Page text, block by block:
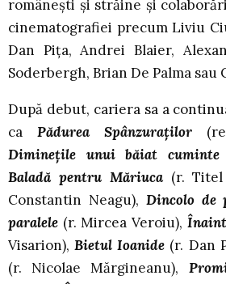
româneşti şi străine şi
cinematografiei precum Liviu
Dan Piţa, Andrei Blaier,
Soderbergh, Brian De Palma sau
După debut, cariera sa a
ca Pădurea Spânzuraţilor
Dimineţile unui băiat cuminte
Baladă pentru Măriuca (r. Titel
Constantin Neagu), Dincolo de
paralele (r. Mircea Veroiu),
Visarion),Bietul Ioanide (r. Dan
(r. Nicolae Mărgineanu),